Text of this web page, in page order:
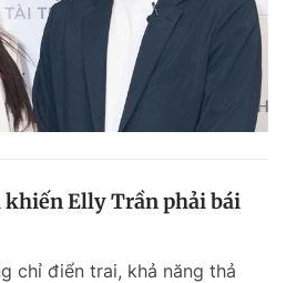
Elly Trần phải bái
chỉ điển trai, khả năng thả